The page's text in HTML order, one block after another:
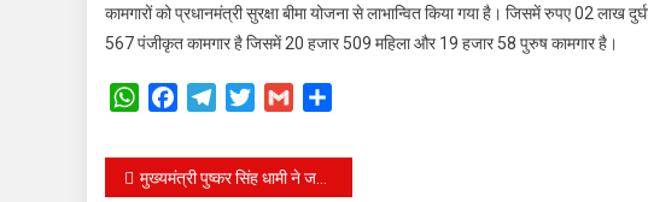
कामगारों को प्रधानमंत्री सुरक्षा बीमा योजना से लाभान्वित किया गया है। जिसमें रुपए 02 लाख
567 पंजीकृत कामगार है जिसमें 20 हजार 509 महिला और 19 हजार 58 पुरुष कामगार है।
WhatsAppFacebookTelegramTwitterGmail
Post
मुख्यमंत्री पुष्कर सिंह धामी ने जनहित में तमाम नेताओं को सौंपे विभागीय दायित्व।